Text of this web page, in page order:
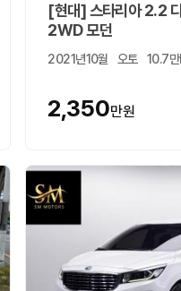
[현대] 스타리아 2.2
2WD 모던
2021년10월 오토 10.7
2,350만원